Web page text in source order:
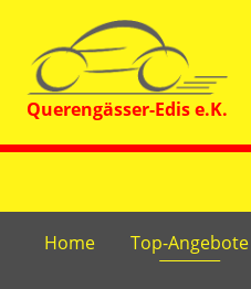
Home Top-Angebote